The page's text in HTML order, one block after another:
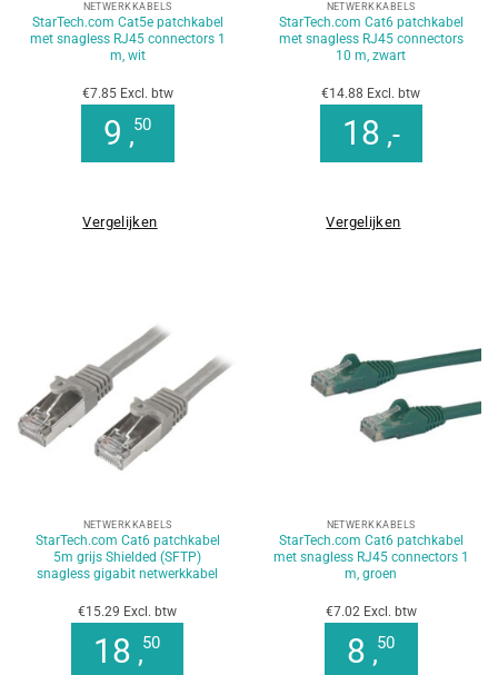
NETWERKKABELS
StarTech.com Cat5e patchkabel
met snagless RJ45 connectors 1
m, wit
€7.85 Excl. btw
9 ,50
Vergelijken
NETWERKKABELS
StarTech.com Cat6 patchkabel
met snagless RJ45 connectors
10 m, zwart
€14.88 Excl. btw
18 ,-
Vergelijken
NETWERKKABELS
StarTech.com Cat6 patchkabel
5m grijs Shielded (SFTP)
snagless gigabit netwerkkabel
€15.29 Excl. btw
18 ,50
NETWERKKABELS
StarTech.com Cat6 patchkabel
met snagless RJ45 connectors 1
m, groen
€7.02 Excl. btw
8 ,50